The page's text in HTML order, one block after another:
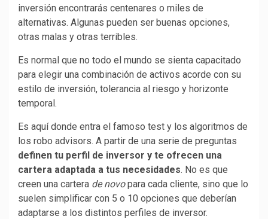
inversión encontrarás centenares o miles de
alternativas. Algunas pueden ser buenas opciones,
otras malas y otras terribles.
Es normal que no todo el mundo se sienta capacitado
para elegir una combinación de activos acorde con su
estilo de inversión, tolerancia al riesgo y horizonte
temporal.
Es aquí donde entra el famoso test y los algoritmos de
los robo advisors. A partir de una serie de preguntas
definen tu perfil de inversor y te ofrecen una
cartera adaptada a tus necesidades. No es que
creen una cartera de novopara cada cliente, sino que lo
suelen simplificar con 5 o 10 opciones que deberían
adaptarse a los distintos perfiles de inversor.